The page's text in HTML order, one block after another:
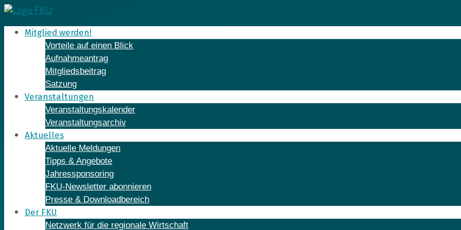
Skip
to
contentMitglied werden!
Vorteile auf einen Blick
Aufnahmeantrag
Mitgliedsbeitrag
Satzung
Veranstaltungen
Veranstaltungskalender
Veranstaltungsarchiv
Aktuelles
Aktuelle Meldungen
Tipps & Angebote
Jahressponsoring
FKU-Newsletter abonnieren
Presse & Downloadbereich
Der FKU
Netzwerk für die regionale Wirtschaft